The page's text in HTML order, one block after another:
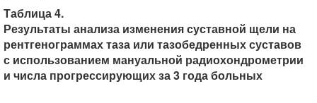
Таблица 4.
Результаты анализа изменения суставной щели на
рентгенограммах таза или тазобедренных суставов
с использованием мануальной радиохондрометрии
и числа прогрессирующих за 3 года больных